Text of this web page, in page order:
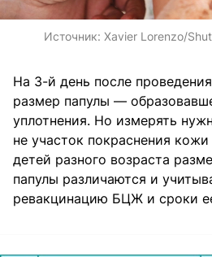
Источник: Xavier Lorenzo/
На 3-й день после
размер папулы —
уплотнения. Но измерять
не участок покраснения
детей разного возраста
папулы различаются и
ревакцинацию БЦЖ и сроки